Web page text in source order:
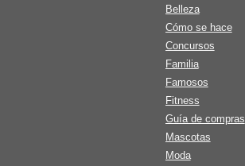
Belleza
Cómo se hace
Concursos
Familia
Famosos
Fitness
Guía de compras
Mascotas
Moda